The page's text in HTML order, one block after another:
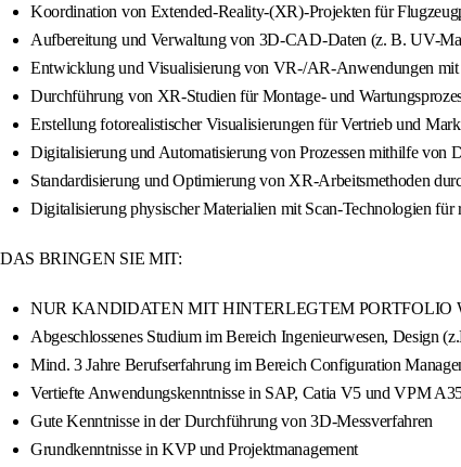
Koordination von Extended-Reality-(XR)-Projekten für
Aufbereitung und Verwaltung von 3D-CAD-Daten (z. B. UV-
Entwicklung und Visualisierung von VR-/AR-Anwendungen
Durchführung von XR-Studien für Montage- und
Erstellung fotorealistischer Visualisierungen für Vertrieb und
Digitalisierung und Automatisierung von Prozessen mithilfe von
Standardisierung und Optimierung von XR-Arbeitsmethoden
Digitalisierung physischer Materialien mit Scan-Technologien für
DAS BRINGEN SIE MIT:
NUR KANDIDATEN MIT HINTERLEGTEM PORTFOLIO
Abgeschlossenes Studium im Bereich Ingenieurwesen, Design
Mind. 3 Jahre Berufserfahrung im Bereich Configuration
Vertiefte Anwendungskenntnisse in SAP, Catia V5 und VPM
Gute Kenntnisse in der Durchführung von 3D-Messverfahren
Grundkenntnisse in KVP und Projektmanagement